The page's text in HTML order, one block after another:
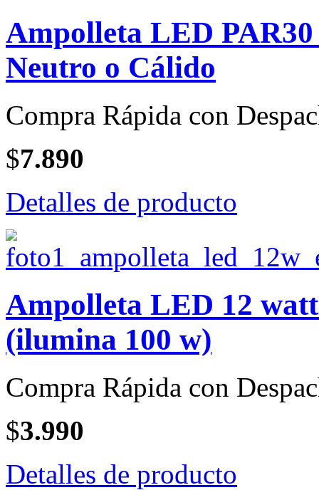
Ampolleta LED
Neutro o Cálido
Compra Rápida con
$7.890
Detalles de producto
Ampolleta LED 12
(ilumina 100 w)
Compra Rápida con
$3.990
Detalles de producto